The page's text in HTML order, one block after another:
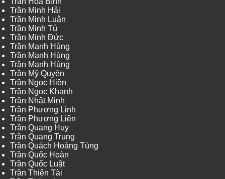
Trần Minh Hải
Trần Minh Luân
Trần Minh Tú
Trần Minh Đức
Trần Mạnh Hùng
Trần Mạnh Hùng
Trần Mạnh Hùng
Trần Mỹ Quyên
Trần Ngọc Hiền
Trần Ngọc Khanh
Trần Nhật Minh
Trần Phương Linh
Trần Phương Liên
Trần Quang Huy
Trần Quang Trung
Trần Quách Hoàng Tùng
Trần Quốc Hoàn
Trần Quốc Luật
Trần Thiện Tài